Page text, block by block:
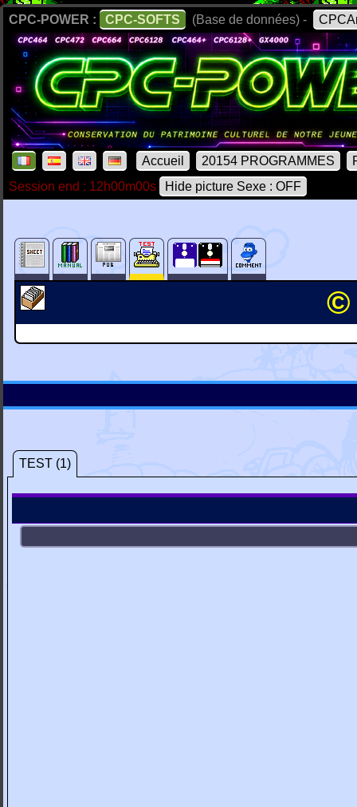
CPC-POWER : CPC-SOFTS (Base de données) -
Accueil 20154 PROGRAMMES
Session end : 12h00m00s
Hide picture Sexe : OFF
©
TEST (1)